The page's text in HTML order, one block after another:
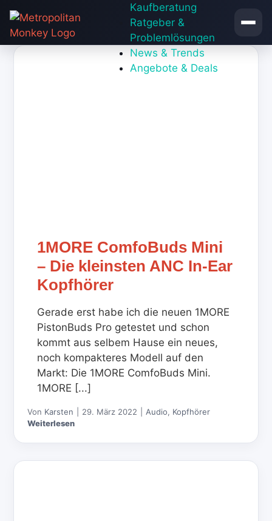
Inhalt
springen
Kaufberatung
Ratgeber &
Problemlösungen
News & Trends
Angebote & Deals
1MORE ComfoBuds Mini
– Die kleinsten ANC In-Ear
Kopfhörer
Gerade erst habe ich die neuen 1MORE
PistonBuds Pro getestet und schon
kommt aus selbem Hause ein neues,
noch kompakteres Modell auf den
Markt: Die 1MORE ComfoBuds Mini.
1MORE [...]
Von Karsten 29. März 2022 Audio, Kopfhörer
Weiterlesen